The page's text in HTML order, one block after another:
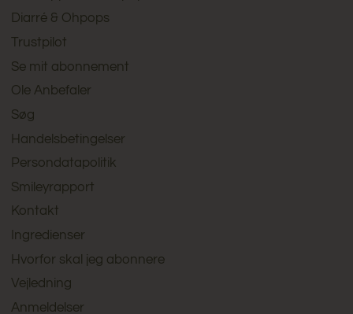
Diarré & Ohpops
Trustpilot
Se mit abonnement
Ole Anbefaler
Søg
Handelsbetingelser
Persondatapolitik
Smileyrapport
Kontakt
Ingredienser
Hvorfor skal jeg abonnere
Vejledning
Anmeldelser